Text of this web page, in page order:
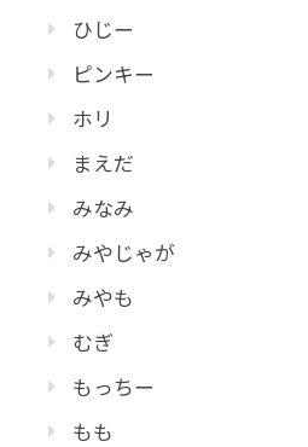
ひじー
ピンキー
ホリ
まえだ
みなみ
みやじゃが
みやも
むぎ
もっちー
もも